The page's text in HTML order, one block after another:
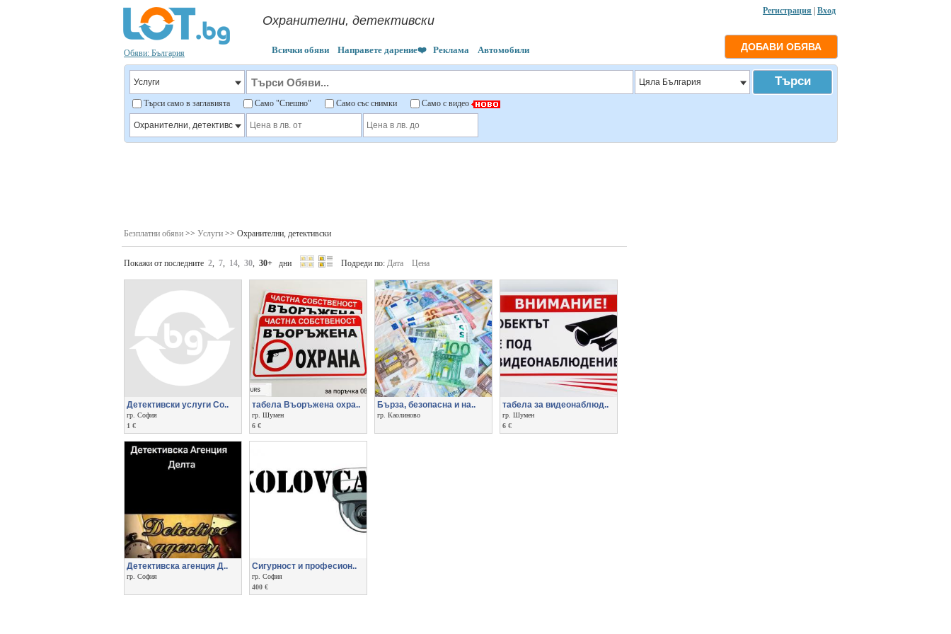
Регистрация Вход
Обяви: България
Охранителни, детективски
Всички обяви Направете дарение❤️ Реклама Автомобили
Търси само в заглавията Само "Спешно" Само със снимки Само с видео
Безплатни обяви >> Услуги >> Охранителни, детективски
Покажи от последните 2 7 14 30 30+ дни Подреди по: Дата Цена
Детективски услуги Со..
гр. София
1 €
табела Въоръжена охра..
гр. Шумен
6 €
Бърза, безопасна и на..
гр. Каолиново
табела за видеонаблюд..
гр. Шумен
6 €
Детективска агенция Д..
гр. София
Сигурност и професион..
гр. София
400 €